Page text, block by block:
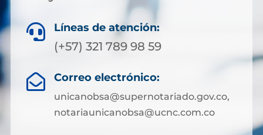
 Líneas de atención:
(+57) 321 789 98 59
 Correo electrónico:
unicanobsa@supernotariado.gov.co,
notariaunicanobsa@ucnc.com.co